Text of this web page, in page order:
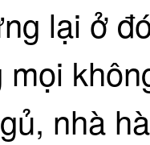
lại ở
mọi
nhà